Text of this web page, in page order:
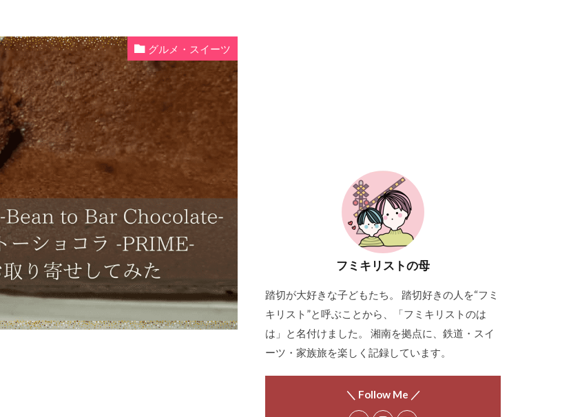
グルメ・スイーツ
フミキリストの母
踏切が大好きな子どもたち。 踏切好きの人を“フミ
キリスト”と呼ぶことから、「フミキリストのは
は」と名付けました。 湘南を拠点に、鉄道・スイ
ーツ・家族旅を楽しく記録しています。
＼ Follow Me ／